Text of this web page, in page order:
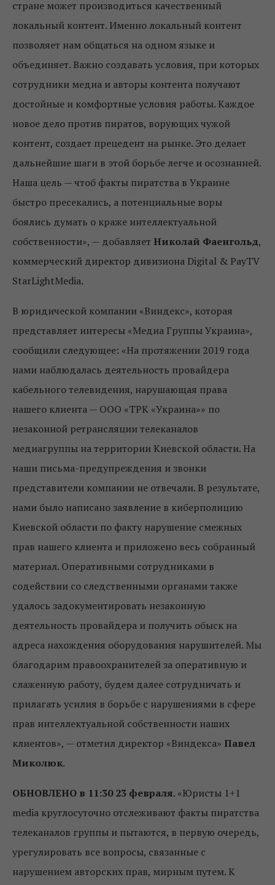
стране может производиться качественный
локальный контент. Именно локальный контент
позволяет нам общаться на одном языке и
объединяет. Важно создавать условия, при которых
сотрудники медиа и авторы контента получают
достойные и комфортные условия работы. Каждое
новое дело против пиратов, ворующих чужой
контент, создает прецедент на рынке. Это делает
дальнейшие шаги в этой борьбе легче и осознанней.
Наша цель — чтоб факты пиратства в Украине
быстро пресекались, а потенциальные воры
боялись думать о краже интеллектуальной
собственности», — добавляет Николай Фаенгольд,
коммерческий директор дивизиона Digital & PayTV
StarLightMedia.
В юридической компании «Виндекс», которая
представляет интересы «Медиа Группы Украина»,
сообщили следующее: «На протяжении 2019 года
нами наблюдалась деятельность провайдера
кабельного телевидения, нарушающая права
нашего клиента — ООО «ТРК «Украина»» по
незаконной ретрансляции телеканалов
медиагруппы на территории Киевской области. На
наши письма-предупреждения и звонки
представители компании не отвечали. В результате,
нами было написано заявление в киберполицию
Киевской области по факту нарушение смежных
прав нашего клиента и приложено весь собранный
материал. Оперативными сотрудниками в
содействии со следственными органами также
удалось задокументировать незаконную
деятельность провайдера и получить обыск на
адреса нахождения оборудования нарушителей. Мы
благодарим правоохранителей за оперативную и
слаженную работу, будем далее сотрудничать и
прилагать усилия в борьбе с нарушениями в сфере
прав интеллектуальной собственности наших
клиентов», — отметил директор «Виндекса» Павел
Миколюк.
ОБНОВЛЕНО в 11:30 23 февраля. «Юристы 1+1
media круглосуточно отслеживают факты пиратства
телеканалов группы и пытаются, в первую очередь,
урегулировать все вопросы, связанные с
нарушением авторских прав, мирным путем. К